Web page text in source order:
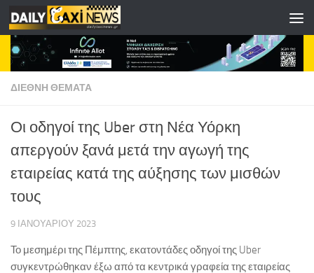
Skip to content
ΔΙΕΘΝΗ ΘΕΜΑΤΑ
Οι οδηγοί της Uber στη Νέα Υόρκη
απεργούν ξανά μετά την αγωγή της
εταιρείας κατά της αύξησης των μισθών
τους
9 ΙΑΝΟΥΑΡΊΟΥ 2023
Το μεσημέρι της Πέμπτης, εκατοντάδες οδηγοί της Uber
συγκεντρώθηκαν έξω από τα κεντρικά γραφεία της εταιρείας